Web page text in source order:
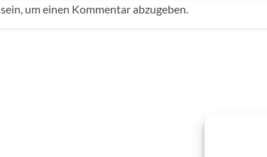
sein, um einen Kommentar abzugeben.